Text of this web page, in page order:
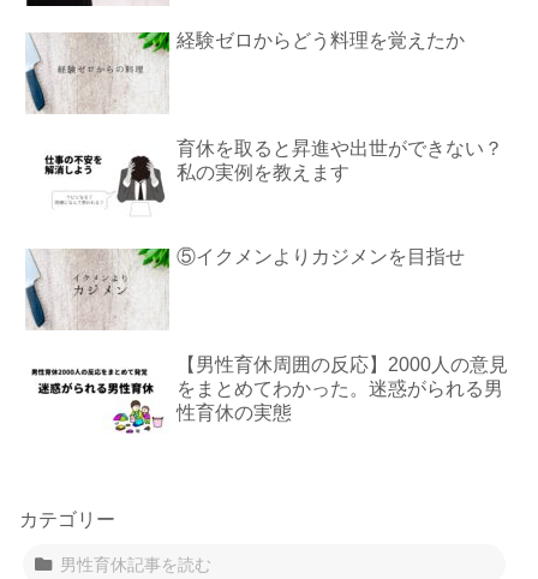
経験ゼロからどう料理を覚えたか
育休を取ると昇進や出世ができない？
私の実例を教えます
⑤イクメンよりカジメンを目指せ
【男性育休周囲の反応】2000人の意見
をまとめてわかった。迷惑がられる男
性育休の実態
カテゴリー
男性育休記事を読む